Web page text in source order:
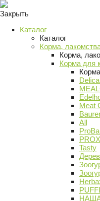
Закрыть
Каталог
Каталог
Корма,
Корма,
Корма для
Meat
All
Tasty